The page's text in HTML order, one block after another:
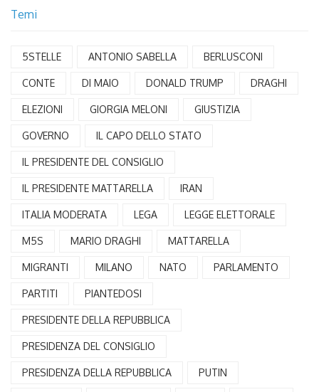
Temi
5STELLE ANTONIO SABELLA BERLUSCONI
CONTE DI MAIO DONALD TRUMP DRAGHI
ELEZIONI GIORGIA MELONI GIUSTIZIA
GOVERNO IL CAPO DELLO STATO
IL PRESIDENTE DEL CONSIGLIO
IL PRESIDENTE MATTARELLA IRAN
ITALIA MODERATA LEGA LEGGE ELETTORALE
M5S MARIO DRAGHI MATTARELLA
MIGRANTI MILANO NATO PARLAMENTO
PARTITI PIANTEDOSI
PRESIDENTE DELLA REPUBBLICA
PRESIDENZA DEL CONSIGLIO
PRESIDENZA DELLA REPUBBLICA PUTIN